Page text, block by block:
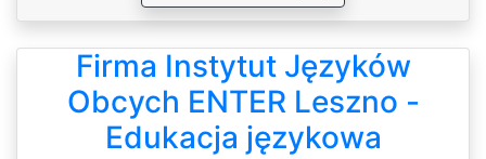
Firma Instytut Języków
Obcych ENTER Leszno -
Edukacja językowa